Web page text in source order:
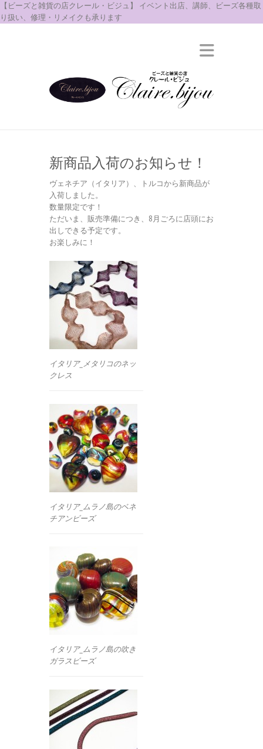
【ビーズと雑貨の店クレール・ビジュ】 イベント出店、講師、ビーズ各種取
り扱い、修理・リメイクも承ります
新商品入荷のお知らせ！
ヴェネチア（イタリア）、トルコから新商品が
入荷しました。
数量限定です！
ただいま、販売準備につき、8月ごろに店頭にお
出しできる予定です。
お楽しみに！
イタリア_メタリコのネッ
クレス
イタリア_ムラノ島のベネ
チアンビーズ
イタリア_ムラノ島の吹き
ガラスビーズ